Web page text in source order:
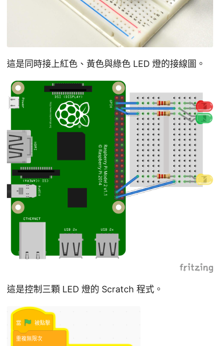
這是同時接上紅色、黃色與綠色 LED 燈的接線圖。
這是控制三顆 LED 燈的 Scratch 程式。